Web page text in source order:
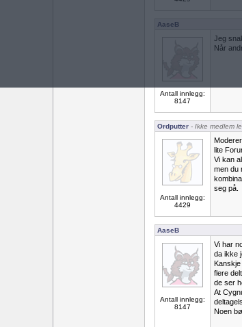
AaseB
Antall innlegg:
8147
Jeg
Når
Ordputter - Ikke medlem
Antall innlegg:
4429
lite
Vi kan
men du
seg på.
AaseB
Antall innlegg:
8147
Vi har
da ikke
flere
de ser
At
Noen